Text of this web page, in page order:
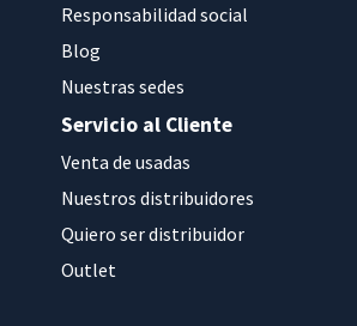
Responsabilidad social
Blog
Nuestras sedes
Servicio al Cliente
Venta de usadas
Nuestros distribuidores
Quiero ser distribuidor
Outlet